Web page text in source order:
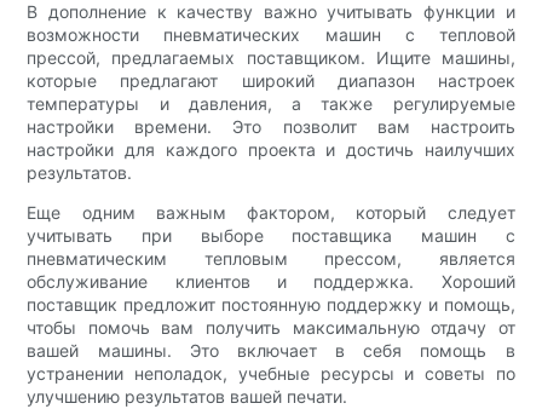
В дополнение к качеству важно учитывать функции и
возможности пневматических машин с тепловой
прессой, предлагаемых поставщиком. Ищите машины,
которые предлагают широкий диапазон настроек
температуры и давления, а также регулируемые
настройки времени. Это позволит вам настроить
настройки для каждого проекта и достичь наилучших
результатов.
Еще одним важным фактором, который следует
учитывать при выборе поставщика машин с
пневматическим тепловым прессом, является
обслуживание клиентов и поддержка. Хороший
поставщик предложит постоянную поддержку и помощь,
чтобы помочь вам получить максимальную отдачу от
вашей машины. Это включает в себя помощь в
устранении неполадок, учебные ресурсы и советы по
улучшению результатов вашей печати.